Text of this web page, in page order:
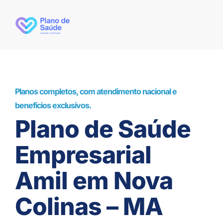
Planos completos, com atendimento nacional e
benefícios exclusivos.
Plano de Saúde
Empresarial
Amil em Nova
Colinas – MA